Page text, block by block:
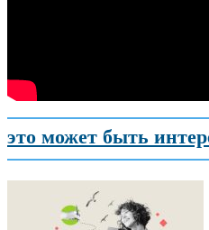
это может быть